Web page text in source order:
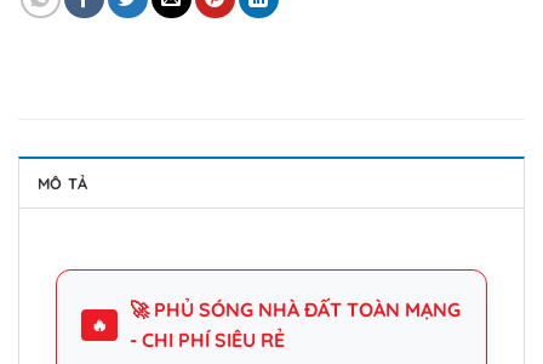
MÔ TẢ
🔥
🚀 PHỦ SÓNG NHÀ ĐẤT TOÀN MẠNG
- CHI PHÍ SIÊU RẺ